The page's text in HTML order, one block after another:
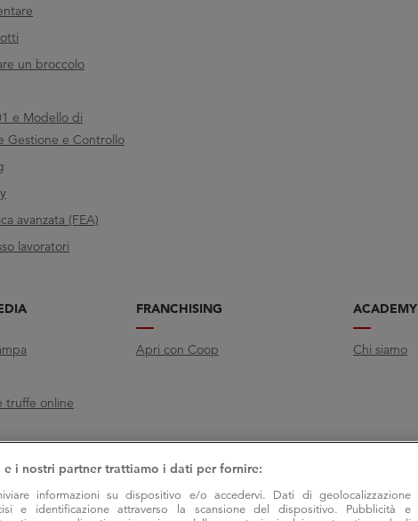
un broccolo
e Modello di
Gestione e Controllo
avanzata (FEA)
lavoratori
truffe online
FRANCHISING
Apri con Coop
ACADEMY
Chi siamo
e i nostri partner trattiamo i dati per fornire:
informazioni su dispositivo e/o accedervi. Dati di geolocalizzazione
e identificazione attraverso la scansione del dispositivo. Pubblicità e